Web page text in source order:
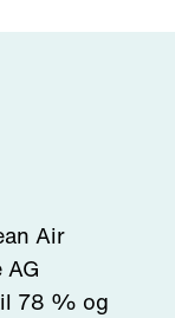
Air
78 % og